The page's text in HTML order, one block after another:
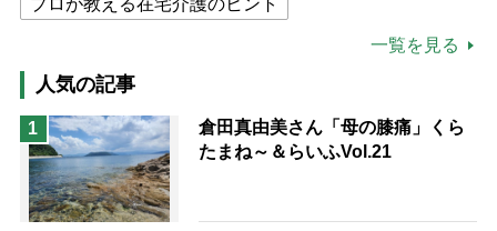
プロが教える在宅介護のヒント
高木ブー
ケアマネジャー
猫が母になつきません
息子の遠距離介護サバイバル術
兄がボケました
一覧を見る
人気の記事
1
倉田真由美さん「母の膝痛」くら
たまね～＆らいふVol.21